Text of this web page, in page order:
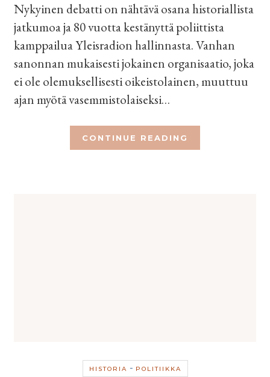
Nykyinen debatti on nähtävä osana historiallista
jatkumoa ja 80 vuotta kestänyttä poliittista
kamppailua Yleisradion hallinnasta. Vanhan
sanonnan mukaisesti jokainen organisaatio, joka
ei ole olemuksellisesti oikeistolainen, muuttuu
ajan myötä vasemmistolaiseksi…
CONTINUE READING
HISTORIA - POLITIIKKA